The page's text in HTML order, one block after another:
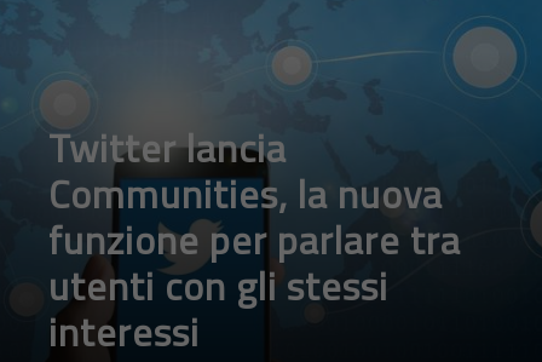
Twitter lancia
Communities, la nuova
funzione per parlare tra
utenti con gli stessi
interessi